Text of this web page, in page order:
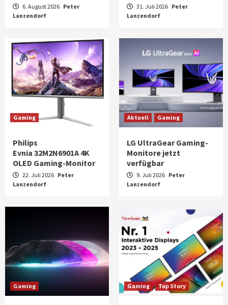
6. August 2026 Peter
Lanzendorf
31. Juli 2026 Peter
Lanzendorf
Gaming
Philips
Evnia 32M2N6901A 4K
OLED Gaming-Monitor
22. Juli 2026 Peter
Lanzendorf
Aktuell Gaming
LG UltraGear Gaming-
Monitore jetzt
verfügbar
9. Juli 2026 Peter
Lanzendorf
Gaming Gaming Top Story